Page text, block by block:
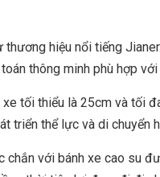
thương hiệu nổi tiếng
thông minh phù hợp
xe tối thiểu là 25cm và tối
triển thể lực và di chuyển
chắn với bánh xe cao su